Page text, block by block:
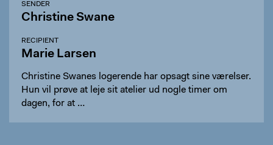
SENDER
Christine Swane
RECIPIENT
Marie Larsen
Christine Swanes logerende har opsagt sine værelser.
Hun vil prøve at leje sit atelier ud nogle timer om
dagen, for at …